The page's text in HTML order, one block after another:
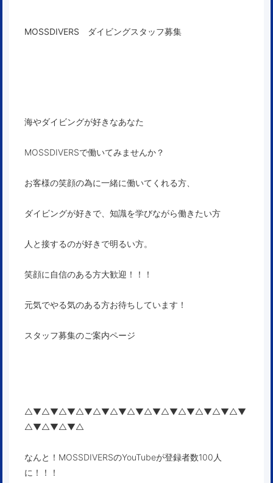
MOSSDIVERS ダイビングスタッフ募集
海やダイビングが好きなあなた
MOSSDIVERSで働いてみませんか？
お客様の笑顔の為に一緒に働いてくれる方、
ダイビングが好きで、知識を学びながら働きたい方
人と接するのが好きで明るい方。
笑顔に自信のある方大歓迎！！！
元気でやる気のある方お待ちしています！
スタッフ募集のご案内ページ
△▼△▼△▼△▼△▼△▼△▼△▼△▼△▼△▼△▼△▼
△▼△▼△▼△
なんと！MOSSDIVERSのYouTubeが登録者数100人
に！！！